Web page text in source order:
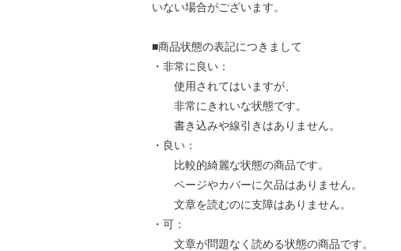
いない場合がございます。
■商品状態の表記につきまして
・非常に良い：
使用されてはいますが、
非常にきれいな状態です。
書き込みや線引きはありません。
・良い：
比較的綺麗な状態の商品です。
ページやカバーに欠品はありません。
文章を読むのに支障はありません。
・可：
文章が問題なく読める状態の商品です。